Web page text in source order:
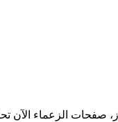
صفحات الزعماء